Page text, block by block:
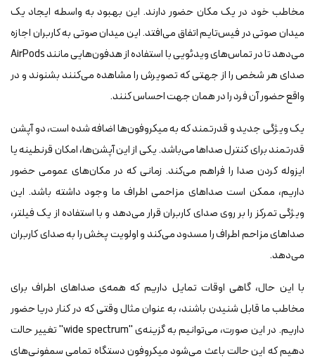
مخاطب خود در یک مکان حضور دارند. این بهبود به واسطه ایجاد یک
میدان صوتی در فیس‌تایم اتفاق می‌افتد. این میدان صوتی به کاربران اجازه
می‌دهد تا در تماس‌های ویدئویی با استفاده از هدفون‌هایی مانند AirPods
صدای هر شخص را از جهتی که تصویرش را مشاهده می‌کنند بشنوند و در
واقع حضور آن فرد را در همان جهت احساس کنند.
یک ویژگی جدید و قدرتمند که به میکروفون‌ها اضافه شده است، دو آپشن
قدرتمند برای کنترل صداها می‌باشد. یکی از این آپشن‌ها، امکان قرنطینه یا
ایزوله کردن صدا را فراهم می‌کند. زمانی که در مکان‌های عمومی حضور
داریم، ممکن است صداهای مزاحمی اطراف ما وجود داشته باشد. این
ویژگی تمرکز را بر روی صدای کاربران قرار می‌دهد و با استفاده از یک فیلتر،
صداهای مزاحم اطراف را مسدود می‌کند و اولویت پخش را به صدای کاربران
می‌دهد.
با این حال، گاهی اوقات تمایل داریم که همه‌ی صداهای اطراف برای
مخاطب ما قابل شنیدن باشند، به عنوان مثال وقتی که در کنار دریا حضور
داریم. در این صورت، می‌توانیم به گزینه‌ی "wide spectrum" تغییر حالت
دهیم که این حالت باعث می‌شود میکروفون دستگاه تمامی سمفونی‌های